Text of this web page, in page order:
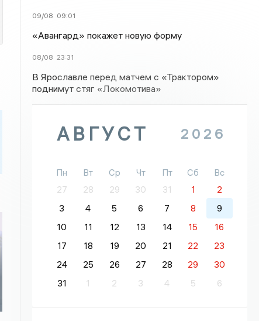
09/08 09:01
«Авангард» покажет новую форму
08/08 23:31
В Ярославле перед матчем с «Трактором»
поднимут стяг «Локомотива»
АВГУСТ 2026
Пн Вт Ср Чт Пт Сб
Вс
27
28 29 30 31 1
2
3
4 5 6 7 8
9
10
11 12 13 14 15
16
17
18 19 20 21 22
23
24
25 26 27 28 29
30
31
1 2 3 4 5 6